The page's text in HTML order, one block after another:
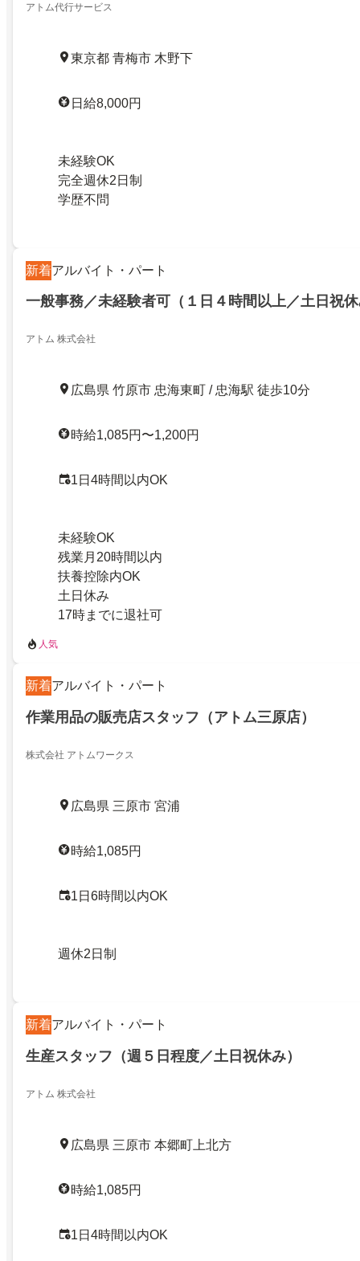
アトム代行サービス
東京都 青梅市 木野下
日給8,000円
未経験OK
完全週休2日制
学歴不問
新着アルバイト・パート
一般事務／未経験者可（１日４時間以上／土日祝
アトム 株式会社
広島県 竹原市 忠海東町 / 忠海駅 徒歩10分
時給1,085円〜1,200円
1日4時間以内OK
未経験OK
残業月20時間以内
扶養控除内OK
土日休み
17時までに退社可
人気
新着アルバイト・パート
作業用品の販売店スタッフ（アトム三原店）
株式会社 アトムワークス
広島県 三原市 宮浦
時給1,085円
1日6時間以内OK
週休2日制
新着アルバイト・パート
生産スタッフ（週５日程度／土日祝休み）
アトム 株式会社
広島県 三原市 本郷町上北方
時給1,085円
1日4時間以内OK